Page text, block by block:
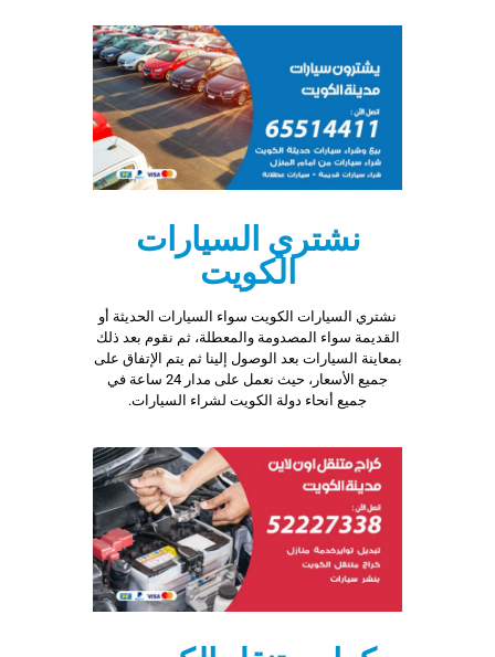
نشتري السيارات
الكويت
نشتري السيارات الكويت سواء السيارات الحديثة أو
القديمة سواء المصدومة والمعطلة، ثم نقوم بعد ذلك
بمعاينة السيارات بعد الوصول إلينا ثم يتم الإتفاق على
جميع الأسعار، حيث نعمل على مدار 24 ساعة في
جميع أنحاء دولة الكويت لشراء السيارات.